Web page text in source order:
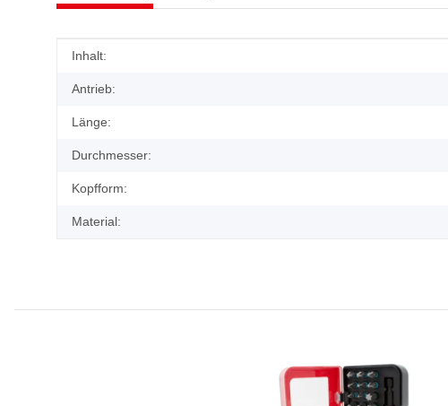
Produkteigenschaft
Wert
Inhalt:
Antrieb:
Länge:
Durchmesser:
Kopfform:
Material: